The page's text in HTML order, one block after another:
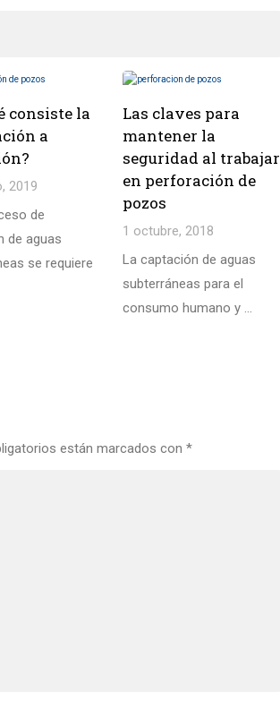
consiste la
a
2019
de
de aguas
se requiere
Las claves para
mantener la
seguridad al trabajar
en perforación de
pozos
1 octubre, 2018
La captación de aguas
subterráneas para el
consumo humano y ...
están marcados con *